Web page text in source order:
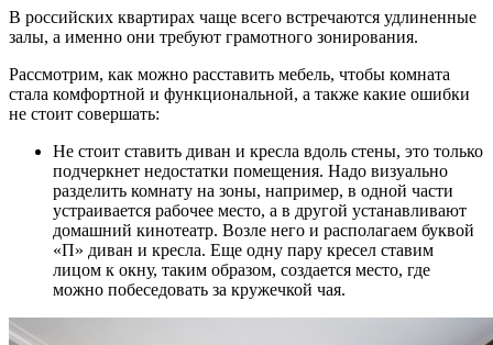
В российских квартирах чаще всего встречаются удлиненные
залы, а именно они требуют грамотного зонирования.
Рассмотрим, как можно расставить мебель, чтобы комната
стала комфортной и функциональной, а также какие ошибки
не стоит совершать:
Не стоит ставить диван и кресла вдоль стены, это только
подчеркнет недостатки помещения. Надо визуально
разделить комнату на зоны, например, в одной части
устраивается рабочее место, а в другой устанавливают
домашний кинотеатр. Возле него и располагаем буквой
«П» диван и кресла. Еще одну пару кресел ставим
лицом к окну, таким образом, создается место, где
можно побеседовать за кружечкой чая.